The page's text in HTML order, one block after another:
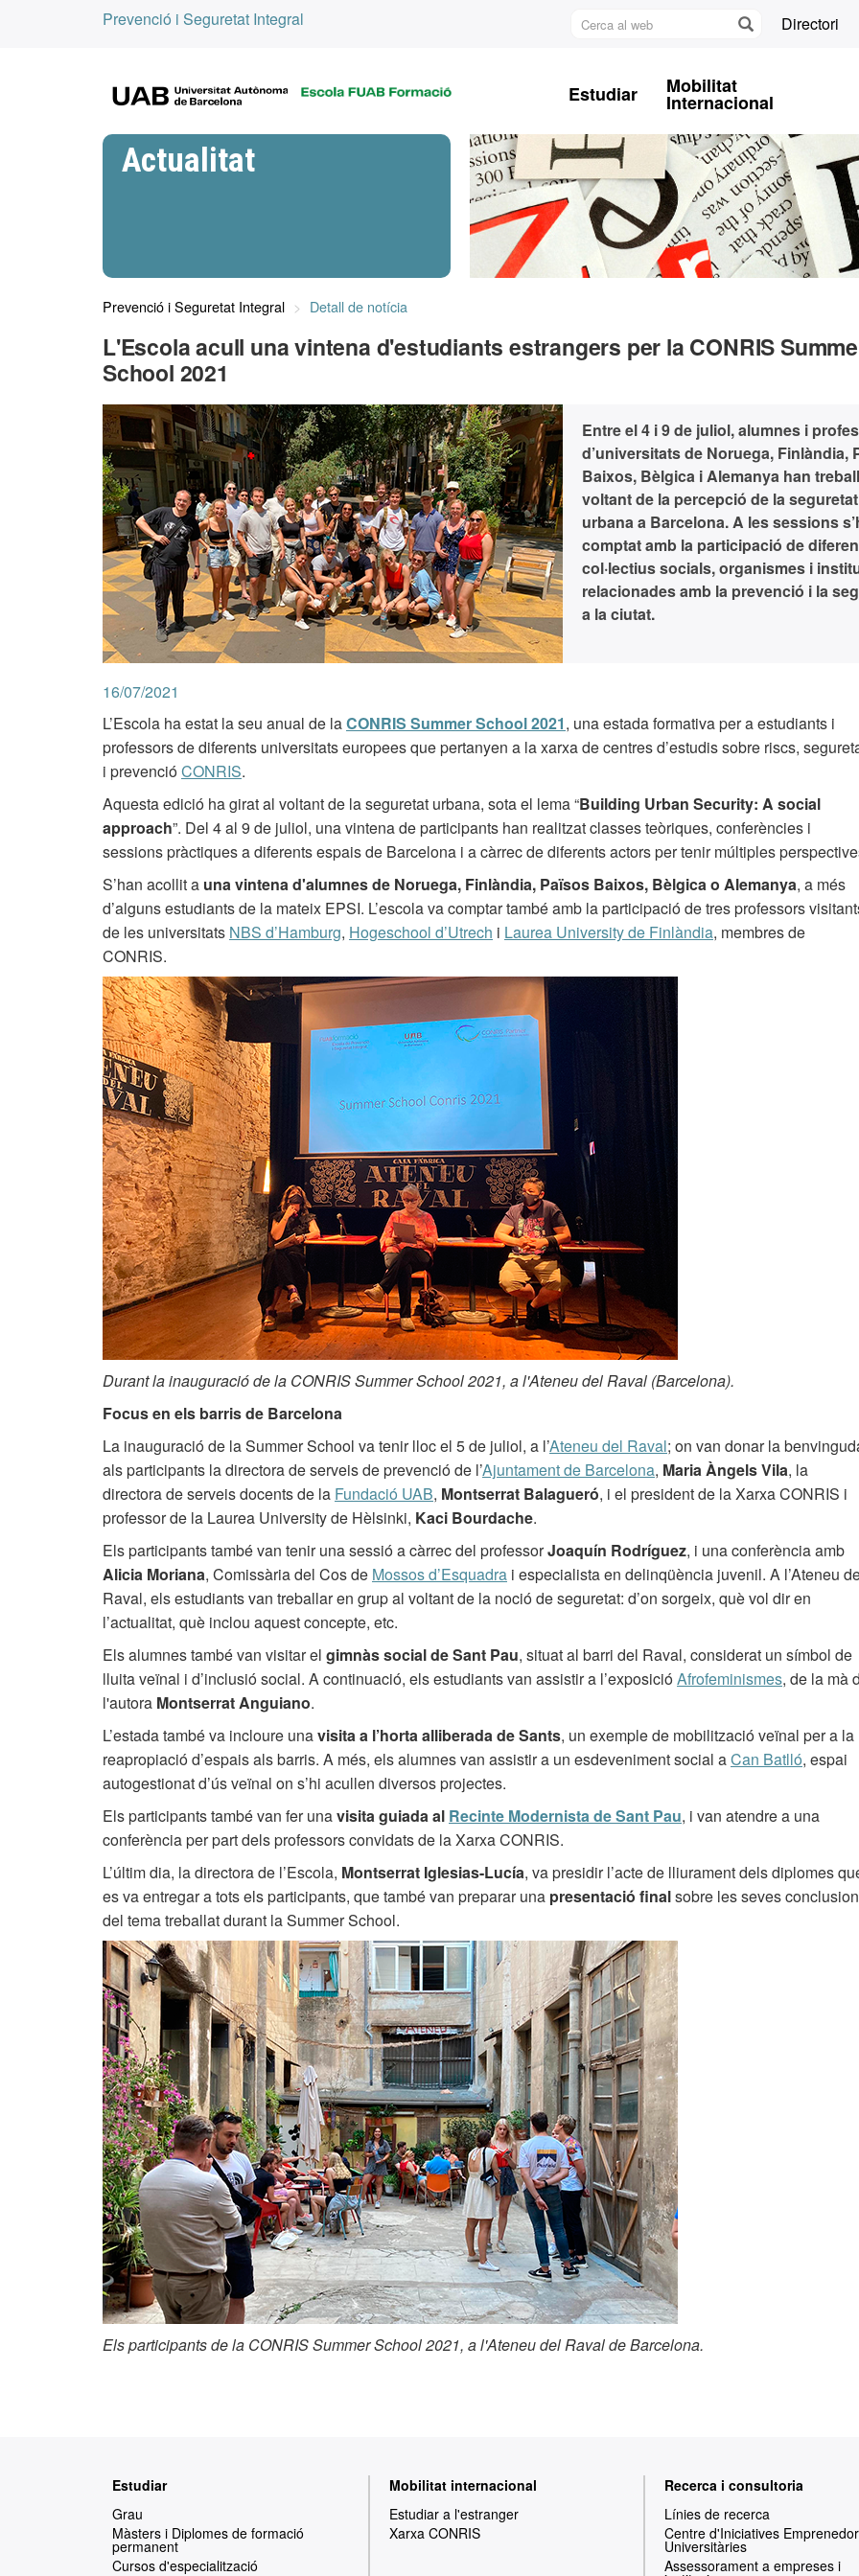
Prevenció i Seguretat Integral
Cerca
Directori
B
Estudiar Mobilitat
Internacional
Actualitat
Prevenció i Seguretat Integral Detall de notícia
L'Escola acull una vintena d'estudiants estrangers per la CONRIS
School 2021
Entre el 4 i 9 de juliol, alumnes i
d’universitats de Noruega, Finlàndia,
Baixos, Bèlgica i Alemanya han
voltant de la percepció de la seguretat
urbana a Barcelona. A les sessions
comptat amb la participació de
col·lectius socials, organismes i
relacionades amb la prevenció i la
a la ciutat.
16/07/2021
L’Escola ha estat la seu anual de laCONRIS Summer School 2021, una estada formativa per a estudiants i
professors de diferents universitats europees que pertanyen a la xarxa de centres d’estudis sobre riscs,
i prevencióCONRIS.
Aquesta edició ha girat al voltant de la seguretat urbana, sota el lema “Building Urban Security: A social
approach”. Del 4 al 9 de juliol, una vintena de participants han realitzat classes teòriques, conferències i
sessions pràctiques a diferents espais de Barcelona i a càrrec de diferents actors per tenir múltiples
S’han acollit a una vintena d'alumnes de Noruega, Finlàndia, Països Baixos, Bèlgica o Alemanya, a més
d’alguns estudiants de la mateix EPSI. L’escola va comptar també amb la participació de tres professors
de les universitats NBS d’Hamburg, Hogeschool d’Utrech i Laurea University de Finlàndia, membres de
CONRIS.
Durant la inauguració de la CONRIS Summer School 2021, a l'Ateneu del Raval (Barcelona).
Focus en els barris de Barcelona
La inauguració de la Summer School va tenir lloc el 5 de juliol, a l’Ateneu del Raval; on van donar la
als participants la directora de serveis de prevenció de l’Ajuntament de Barcelona, Maria Àngels Vila, la
directora de serveis docents de la Fundació UAB, Montserrat Balagueró, i el president de la Xarxa CONRIS i
professor de la Laurea University de Hèlsinki, Kaci Bourdache.
Els participants també van tenir una sessió a càrrec del professorJoaquín Rodríguez, i una conferència amb
Alicia Moriana, Comissària del Cos de Mossos d’Esquadra i especialista en delinqüència juvenil. A l’Ateneu
Raval, els estudiants van treballar en grup al voltant de la noció de seguretat: d’on sorgeix, què vol dir en
l’actualitat, què inclou aquest concepte, etc.
Els alumnes també van visitar el gimnàs social de Sant Pau, situat al barri del Raval, considerat un símbol de
lluita veïnal i d’inclusió social. A continuació, els estudiants van assistir a l’exposicióAfrofeminismes, de la mà
l'autora Montserrat Anguiano.
L’estada també va incloure unavisita a l’horta alliberada de Sants, un exemple de mobilització veïnal per a la
reapropiació d’espais als barris. A més, els alumnes van assistir a un esdeveniment social aCan Batlló, espai
autogestionat d’ús veïnal on s’hi acullen diversos projectes.
Els participants també van fer unavisita guiada al Recinte Modernista de Sant Pau, i van atendre a una
conferència per part dels professors convidats de la Xarxa CONRIS.
L’últim dia, la directora de l’Escola, Montserrat Iglesias-Lucía, va presidir l’acte de lliurament dels diplomes
es va entregar a tots els participants, que també van preparar una presentació finalsobre les seves
del tema treballat durant la Summer School.
Els participants de la CONRIS Summer School 2021, a l'Ateneu del Raval de Barcelona.
Estudiar
Grau
Màsters i Diplomes de formació
permanent
Cursos d'especialització
Mobilitat internacional
Estudiar a l'estranger
Xarxa CONRIS
Recerca i consultoria
Línies de recerca
Centre d'Iniciatives
Universitàries
Assessorament a empreses i